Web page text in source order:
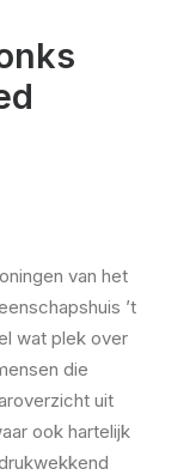
van het
’t
wat plek over
die
uit
ook hartelijk